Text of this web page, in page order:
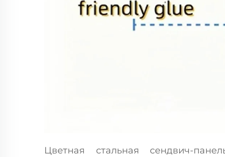
Цветная стальная сендвич-